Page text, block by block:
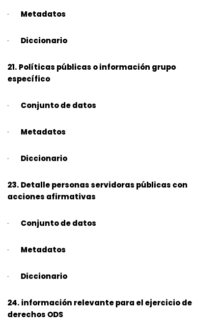
· Metadatos
· Diccionario
21. Políticas públicas o información grupo
específico
· Conjunto de datos
· Metadatos
· Diccionario
23. Detalle personas servidoras públicas con
acciones afirmativas
· Conjunto de datos
· Metadatos
· Diccionario
24. información relevante para el ejercicio de
derechos ODS